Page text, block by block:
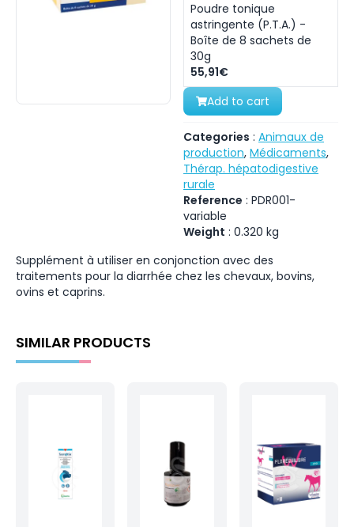
Poudre tonique
astringente (P.T.A.) -
Boîte de 8 sachets de
30g
55,91€
Add to cart
Categories : Animaux de
production, Médicaments,
Thérap. hépatodigestive
rurale
Reference : PDR001-
variable
Weight : 0.320 kg
Supplément à utiliser en conjonction avec des
traitements pour la diarrhée chez les chevaux, bovins,
ovins et caprins.
SIMILAR PRODUCTS